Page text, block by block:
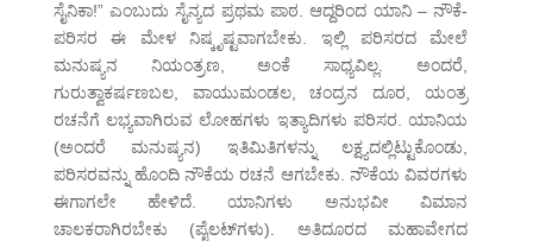
ಸೈನಿಕಾ!” ಎಂಬುದು ಸೈನ್ಯದ ಪ್ರಥಮ ಪಾಠ. ಆದ್ದರಿಂದ ಯಾನಿ – ನೌಕೆ-
ಪರಿಸರ ಈ ಮೇಳ ನಿಷ್ಕೃಷ್ಟವಾಗಬೇಕು. ಇಲ್ಲಿ ಪರಿಸರದ ಮೇಲೆ
ಮನುಷ್ಯನ ನಿಯಂತ್ರಣ, ಅಂಕೆ ಸಾಧ್ಯವಿಲ್ಲ. ಅಂದರೆ,
ಗುರುತ್ವಾಕರ್ಷಣಬಲ, ವಾಯುಮಂಡಲ, ಚಂದ್ರನ ದೂರ, ಯಂತ್ರ
ರಚನೆಗೆ ಲಭ್ಯವಾಗಿರುವ ಲೋಹಗಳು ಇತ್ಯಾದಿಗಳು ಪರಿಸರ. ಯಾನಿಯ
(ಅಂದರೆ ಮನುಷ್ಯನ) ಇತಿಮಿತಿಗಳನ್ನು ಲಕ್ಷ್ಯದಲ್ಲಿಟ್ಟುಕೊಂಡು,
ಪರಿಸರವನ್ನು ಹೊಂದಿ ನೌಕೆಯ ರಚನೆ ಆಗಬೇಕು. ನೌಕೆಯ ವಿವರಗಳು
ಈಗಾಗಲೇ ಹೇಳಿದೆ. ಯಾನಿಗಳು ಅನುಭವೀ ವಿಮಾನ
ಚಾಲಕರಾಗಿರಬೇಕು (ಪೈಲಟ್‌ಗಳು). ಅತಿದೂರದ ಮಹಾವೇಗದ